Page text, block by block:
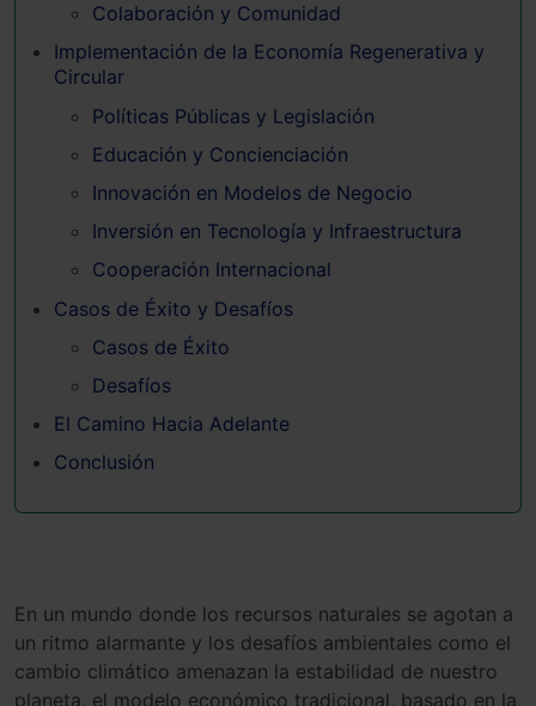
Colaboración y Comunidad
Implementación de la Economía Regenerativa y
Circular
Políticas Públicas y Legislación
Educación y Concienciación
Innovación en Modelos de Negocio
Inversión en Tecnología y Infraestructura
Cooperación Internacional
Casos de Éxito y Desafíos
Casos de Éxito
Desafíos
El Camino Hacia Adelante
Conclusión
En un mundo donde los recursos naturales se agotan a
un ritmo alarmante y los desafíos ambientales como el
cambio climático amenazan la estabilidad de nuestro
planeta, el modelo económico tradicional, basado en la